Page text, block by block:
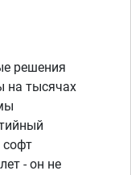
решения
на тысячах
- он не